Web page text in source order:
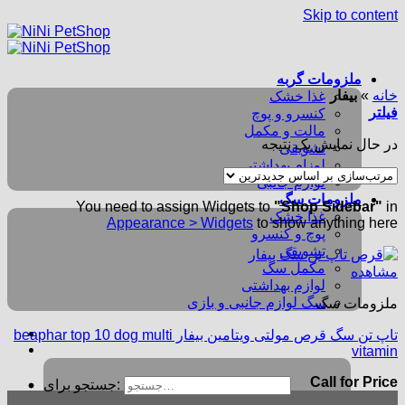
Skip to content
ملزومات گربه
غذا خشک
کنسرو و پوچ
مالت و مکمل
تشویقی
لوزام بهداشتی
لوازم جانبی
ملزومات سگ
غذا خشک
پوچ و کنسرو
تشویقی
مکمل سگ
لوازم بهداشتی
سگ لوازم جانبی و بازی
جستجو برای:
خانه » بیفار
فیلتر
در حال نمایش یک نتیجه
You need to assign Widgets to"Shop Sidebar" in
Appearance > Widgets to show anything here
مشاهده
ملزومات سگ
تاپ تن سگ قرص مولتی ویتامین بیفار beaphar top 10 dog multi
vitamin
Call for Price